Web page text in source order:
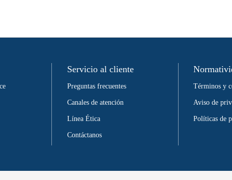
Servicio al cliente
Preguntas frecuentes
Canales de atención
Línea Ética
Contáctanos
Términos y
Aviso de
Políticas de